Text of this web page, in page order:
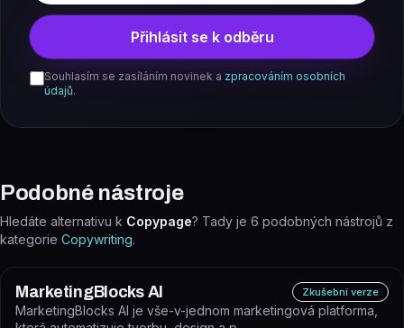
Přihlásit se k odběru
Souhlasím se zasíláním novinek a zpracováním osobních
údajů.
Podobné nástroje
Hledáte alternativu k Copypage? Tady je 6 podobných nástrojů z
kategorie Copywriting.
MarketingBlocks AI Zkušební verze
MarketingBlocks AI je vše-v-jednom marketingová platforma,